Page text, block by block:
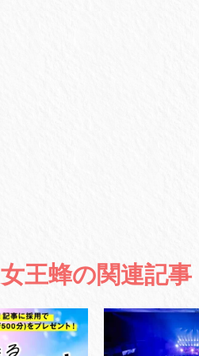
女王蜂の関連記事